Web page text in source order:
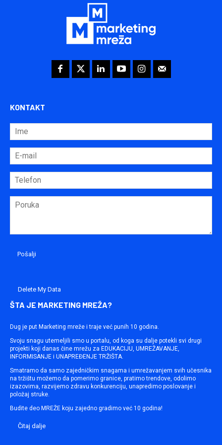
KONTAKT
Delete My Data
ŠTA JE MARKETING MREŽA?
Dug je put Marketing mreže i traje već punih 10 godina.
Svoju snagu utemeljili smo u portalu, od koga su dalje potekli svi drugi
projekti koji danas čine mrežu za EDUKACIJU, UMREŽAVANJE,
INFORMISANJE i UNAPREĐENJE TRŽIŠTA.
Smatramo da samo zajedničkim snagama i umrežavanjem svih učesnika
na tržištu možemo da pomerimo granice, pratimo trendove, odolimo
izazovima, razvijemo zdravu konkurenciju, unapredimo poslovanje i
položaj struke.
Budite deo MREŽE koju zajedno gradimo već 10 godina!
Čitaj dalje